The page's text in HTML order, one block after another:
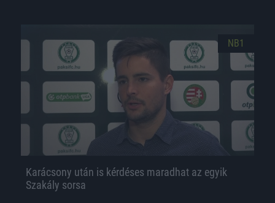
NB1
Karácsony után is kérdéses maradhat az egyik
Szakály sorsa